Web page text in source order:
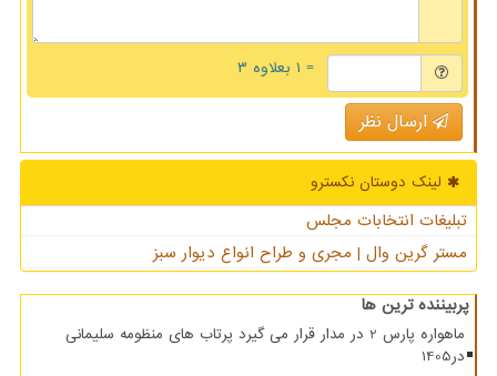
= ۱ بعلاوه ۳
ارسال نظر
لینک دوستان نكسترو
تبلیغات انتخابات مجلس
مستر گرین وال | مجری و طراح انواع دیوار سبز
پربیننده ترین ها
ماهواره پارس 2 در مدار قرار می گیرد پرتاب های منظومه سلیمانی
در1405